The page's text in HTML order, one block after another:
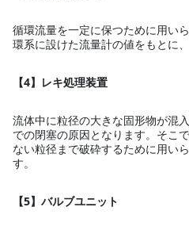
循環流量を一定に保つために用
環系に設けた流量計の値をもとに
【4】レキ処理装置
流体中に粒径の大きな固形物が混
での閉塞の原因となります。そこ
ない粒径まで破砕するために用
す。
【5】バルブユニット